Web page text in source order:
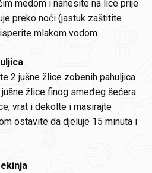
medom i nanesite na lice prije
preko noći (jastuk zaštitite
mlakom vodom.
2 jušne žlice zobenih pahuljica
žlice finog smeđeg šećera.
vrat i dekolte i masirajte
ostavite da djeluje 15 minuta i